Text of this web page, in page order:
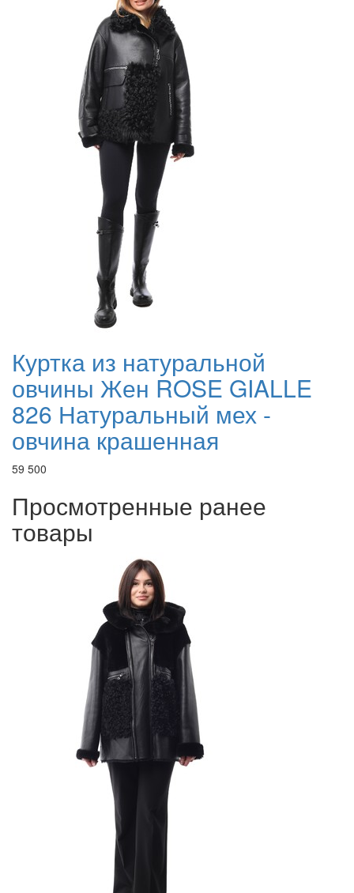
Куртка из натуральной
овчины Жен ROSE GIALLE
826 Натуральный мех -
овчина крашенная
59 500
Просмотренные ранее
товары